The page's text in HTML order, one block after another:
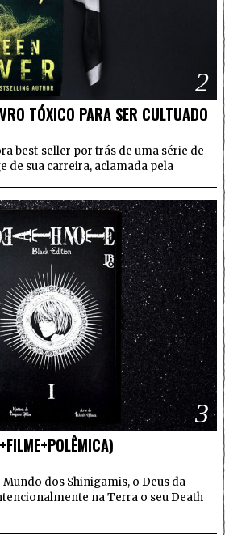
2
TÓXICO PARA SER CULTUADO
best-seller por trás de uma série de
de sua carreira, aclamada pela
3
dos Shinigamis, o Deus da
na Terra o seu Death